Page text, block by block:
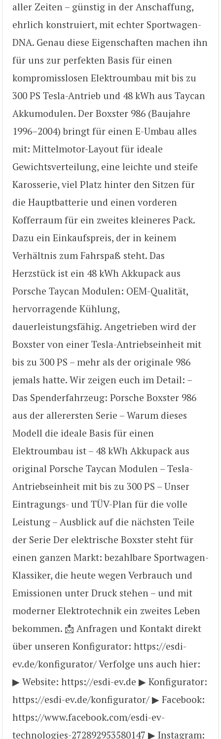
aller Zeiten – günstig in der Anschaffung,
ehrlich konstruiert, mit echter Sportwagen-
DNA. Genau diese Eigenschaften machen ihn
für uns zur perfekten Basis für einen
kompromisslosen Elektroumbau mit bis zu
300 PS Tesla-Antrieb und 48 kWh aus Taycan
Akkumodulen. Der Boxster 986 (Baujahre
1996–2004) bringt für einen E-Umbau alles
mit: Mittelmotor-Layout für ideale
Gewichtsverteilung, eine leichte und steife
Karosserie, viel Platz hinter den Sitzen für
die Hauptbatterie und einen vorderen
Kofferraum für ein zweites kleineres Pack.
Dazu ein Einkaufspreis, der in keinem
Verhältnis zum Fahrspaß steht. Das
Herzstück ist ein 48 kWh Akkupack aus
Porsche Taycan Modulen: OEM-Qualität,
hervorragende Kühlung,
dauerleistungsfähig. Angetrieben wird der
Boxster von einer Tesla-Antriebseinheit mit
bis zu 300 PS – mehr als der originale 986
jemals hatte. Wir zeigen euch im Detail: –
Das Spenderfahrzeug: Porsche Boxster 986
aus der allerersten Serie – Warum dieses
Modell die ideale Basis für einen
Elektroumbau ist – 48 kWh Akkupack aus
original Porsche Taycan Modulen – Tesla-
Antriebseinheit mit bis zu 300 PS – Unser
Eintragungs- und TÜV-Plan für die volle
Leistung – Ausblick auf die nächsten Teile
der Serie Der elektrische Boxster steht für
einen ganzen Markt: bezahlbare Sportwagen-
Klassiker, die heute wegen Verbrauch und
Emissionen unter Druck stehen – und mit
moderner Elektrotechnik ein zweites Leben
bekommen. 📩 Anfragen und Kontakt direkt
über unseren Konfigurator: https://esdi-
ev.de/konfigurator/ Verfolge uns auch hier:
▶ Website: https://esdi-ev.de ▶ Konfigurator:
https://esdi-ev.de/konfigurator/ ▶ Facebook:
https://www.facebook.com/esdi-ev-
technologies-272892953580147 ▶ Instagram: